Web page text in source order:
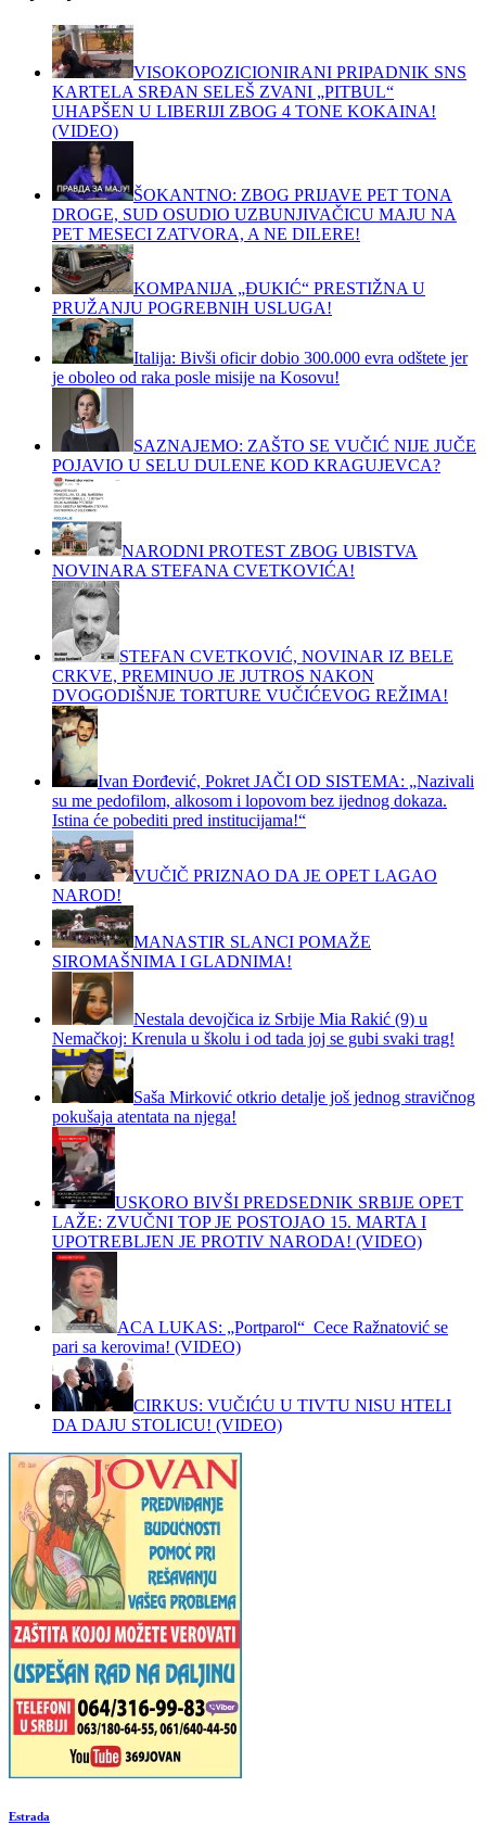
VISOKOPOZICIONIRANI PRIPADNIK SNS
KARTELA SRĐAN SELEŠ ZVANI „PITBUL“
UHAPŠEN U LIBERIJI ZBOG 4 TONE KOKAINA!
(VIDEO)
ŠOKANTNO: ZBOG PRIJAVE PET TONA
DROGE, SUD OSUDIO UZBUNJIVAČICU MAJU NA
PET MESECI ZATVORA, A NE DILERE!
KOMPANIJA „ĐUKIĆ“ PRESTIŽNA U
PRUŽANJU POGREBNIH USLUGA!
Italija: Bivši oficir dobio 300.000 evra odštete jer
je oboleo od raka posle misije na Kosovu!
SAZNAJEMO: ZAŠTO SE VUČIĆ NIJE JUČE
POJAVIO U SELU DULENE KOD KRAGUJEVCA?
NARODNI PROTEST ZBOG UBISTVA
NOVINARA STEFANA CVETKOVIĆA!
STEFAN CVETKOVIĆ, NOVINAR IZ BELE
CRKVE, PREMINUO JE JUTROS NAKON
DVOGODIŠNJE TORTURE VUČIĆEVOG REŽIMA!
Ivan Đorđević, Pokret JAČI OD SISTEMA: „Nazivali
su me pedofilom, alkosom i lopovom bez ijednog dokaza.
Istina će pobediti pred institucijama!“
VUČIČ PRIZNAO DA JE OPET LAGAO
NAROD!
MANASTIR SLANCI POMAŽE
SIROMAŠNIMA I GLADNIMA!
Nestala devojčica iz Srbije Mia Rakić (9) u
Nemačkoj: Krenula u školu i od tada joj se gubi svaki trag!
Saša Mirković otkrio detalje još jednog stravičnog
pokušaja atentata na njega!
USKORO BIVŠI PREDSEDNIK SRBIJE OPET
LAŽE: ZVUČNI TOP JE POSTOJAO 15. MARTA I
UPOTREBLJEN JE PROTIV NARODA! (VIDEO)
ACA LUKAS: „Portparol“ Cece Ražnatović se
pari sa kerovima! (VIDEO)
CIRKUS: VUČIĆU U TIVTU NISU HTELI
DA DAJU STOLICU! (VIDEO)
Estrada